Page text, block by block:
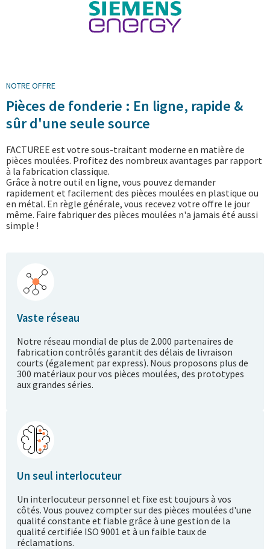
NOTRE OFFRE
Pièces de fonderie : En ligne, rapide &
sûr d'une seule source
FACTUREE est votre sous-traitant moderne en matière de
pièces moulées. Profitez des nombreux avantages par rapport
à la fabrication classique.
Grâce à notre outil en ligne, vous pouvez demander
rapidement et facilement des pièces moulées en plastique ou
en métal. En règle générale, vous recevez votre offre le jour
même. Faire fabriquer des pièces moulées n'a jamais été aussi
simple !
Vaste réseau
Notre réseau mondial de plus de 2.000 partenaires de
fabrication contrôlés garantit des délais de livraison
courts (également par express). Nous proposons plus de
300 matériaux pour vos pièces moulées, des prototypes
aux grandes séries.
Un seul interlocuteur
Un interlocuteur personnel et fixe est toujours à vos
côtés. Vous pouvez compter sur des pièces moulées d'une
qualité constante et fiable grâce à une gestion de la
qualité certifiée ISO 9001 et à un faible taux de
réclamations.